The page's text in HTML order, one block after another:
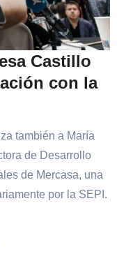
Castillo
con la
también a María
de Desarrollo
de Mercasa, una
por la SEPI.